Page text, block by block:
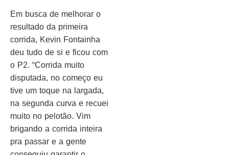
Em busca de melhorar o
resultado da primeira
corrida, Kevin Fontainha
deu tudo de si e ficou com
o P2. “Corrida muito
disputada, no começo eu
tive um toque na largada,
na segunda curva e recuei
muito no pelotão. Vim
brigando a corrida inteira
pra passar e a gente